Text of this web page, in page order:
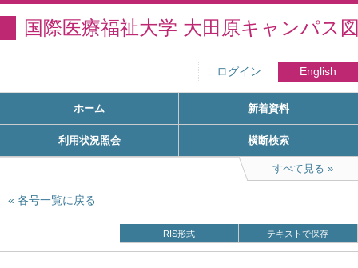
国際医療福祉大学 大田原キャンパス
ログイン English
ホーム 新着資料
利用状況照会 横断検索
すべて見る
各号一覧に戻る
RIS形式 テキストで保存